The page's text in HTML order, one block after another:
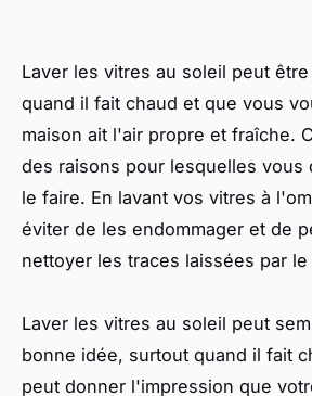
Laver les vitres au soleil peut
quand il fait chaud et que vous
maison ait l'air propre et fraîche.
des raisons pour lesquelles vous
le faire. En lavant vos vitres à
éviter de les endommager et de
nettoyer les traces laissées par
Laver les vitres au soleil peut
bonne idée, surtout quand il fait
peut donner l'impression que